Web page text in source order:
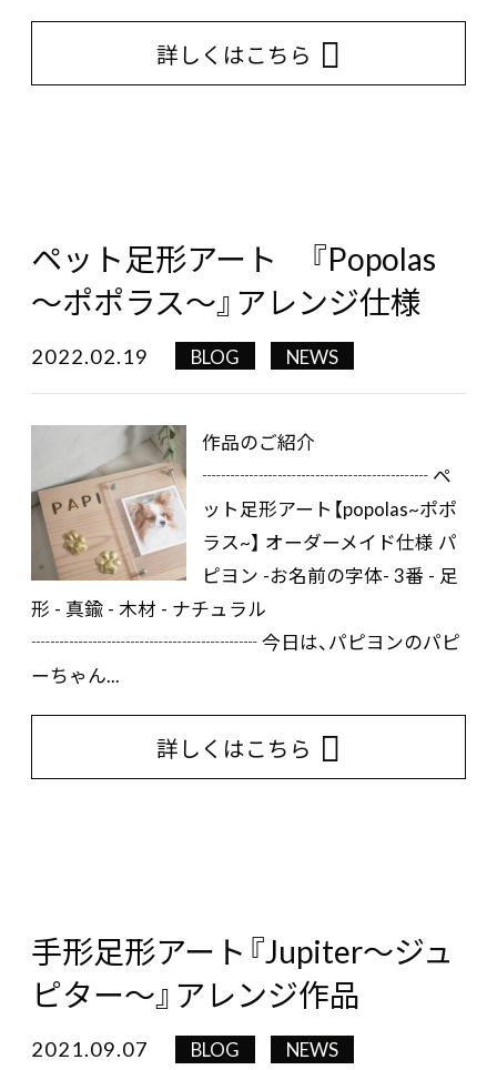
詳しくはこちら
ペット足形アート 『Popolas
～ポポラス～』アレンジ仕様
2022.02.19 BLOG NEWS
作品のご紹介
┈┈┈┈┈┈┈┈┈┈┈┈ ペ
ット足形アート【popolas~ポポ
ラス~】 オーダーメイド仕様 パ
ピヨン -お名前の字体- 3番 - 足
形 - 真鍮 - 木材 - ナチュラル
┈┈┈┈┈┈┈┈┈┈┈┈ 今日は、パピヨンのパピ
ーちゃん...
詳しくはこちら
手形足形アート『Jupiter～ジュ
ピター～』アレンジ作品
2021.09.07 BLOG NEWS